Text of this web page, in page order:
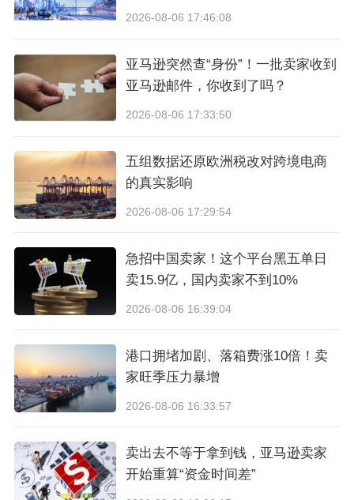
图源：亚马逊
尔玛、TEMU三大平台的侵权店铺，若卖家产品
图中有出现上述侵权的图案，要尽快作出下架处
03、流体漩涡抽象图案
近期，活跃于美国和欧洲的知名艺术家Julie Stieb
ritz委托keith律所在美国伊利诺伊州发起了版权维
权，本次涉案的版权是2个流体漩涡抽象图案，版
2026-08-06 17:46:08
亚马逊突然查“身份”！一批卖家收到
亚马逊邮件，你收到了吗？
2026-08-06 17:33:50
五组数据还原欧洲税改对跨境电商
的真实影响
2026-08-06 17:29:54
急招中国卖家！这个平台黑五单日
卖15.9亿，国内卖家不到10%
2026-08-06 16:39:04
港口拥堵加剧、落箱费涨10倍！卖
家旺季压力暴增
2026-08-06 16:33:57
卖出去不等于拿到钱，亚马逊卖家
开始重算“资金时间差”